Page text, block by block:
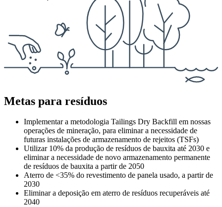
Metas para resíduos
Implementar a metodologia Tailings Dry Backfill em nossas
operações de mineração, para eliminar a necessidade de
futuras instalações de armazenamento de rejeitos (TSFs)
Utilizar 10% da produção de resíduos de bauxita até 2030 e
eliminar a necessidade de novo armazenamento permanente
de resíduos de bauxita a partir de 2050
Aterro de <35% do revestimento de panela usado, a partir de
2030
Eliminar a deposição em aterro de resíduos recuperáveis até
2040